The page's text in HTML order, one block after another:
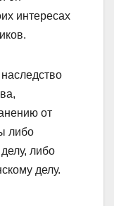
интересах
от
либо
либо
делу.